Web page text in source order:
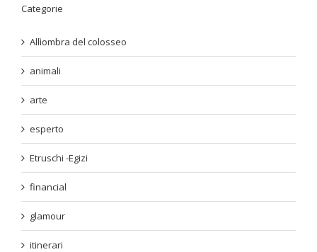
Categorie
Allìombra del colosseo
animali
arte
esperto
Etruschi -Egizi
financial
glamour
itinerari